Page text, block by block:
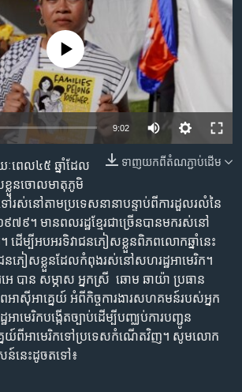
source currently available
9:02
ទាញ​យក​ពី​តំណភ្ជាប់​ដើម
ៈពេល៤៥ ឆ្នាំដែល
ខ្លួនចោលមាតុភូមិ​
ស់នៅ​តាម​ប្រទេស​នានា​​បន្ទាប់​ពី​ការដួល​រលំ​នៃ​
៩៧៩។ មានពលរដ្ឋខ្មែរជាច្រើនបានមករស់នៅ
ដើម្បី​អបអរ​ទិវា​ជនភៀសខ្លួន​ពិភពលោក​ឆ្នាំនេះ
ន​ភៀសខ្លួន​ដែលកំពុងរស់នៅសហរដ្ឋអាមេរិក។
េ បាន សម្ភាស អ្នកស្រី ​ ឆោម ឆាយ៉ា ប្រធាន​
អាស៊ីអាគ្នេយ៍ អំពីកិច្ចការងារ​​សហគមន៍​របស់​អ្នក
អាមេរិក​បង្កើត​ច្បាប់ដើម្បី​បញ្ឈប់​ការបញ្ជូន​
េយ៍​ពី​អាមេរិក​ទៅប្រទេស​កំណើតវិញ។ សូម​លោក​
សន៍​នេះ​ដូចតទៅ៖